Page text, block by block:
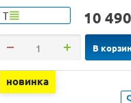
Т 10 490
В
новинка